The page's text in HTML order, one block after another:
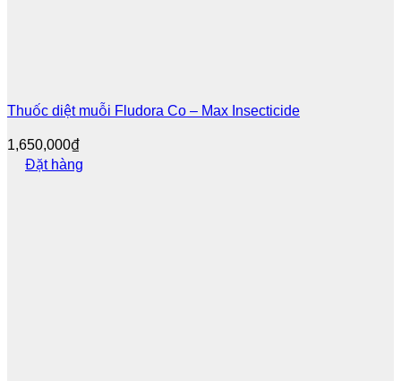
Thuốc diệt muỗi Fludora Co – Max Insecticide
1,650,000₫
Đặt hàng